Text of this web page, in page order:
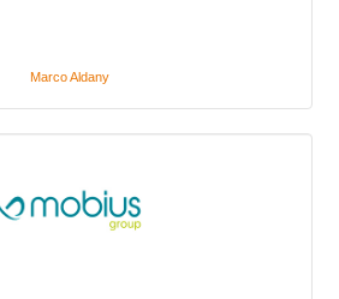
Marco Aldany